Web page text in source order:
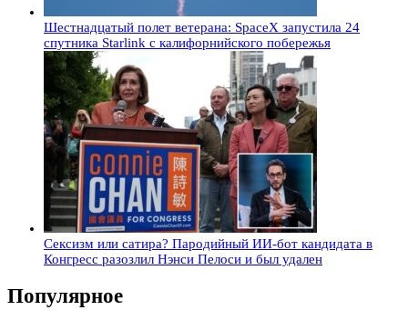
Шестнадцатый полет ветерана: SpaceX запустила 24
спутника Starlink с калифорнийского побережья
Сексизм или сатира? Пародийный ИИ-бот кандидата в
Конгресс разозлил Нэнси Пелоси и был удален
Популярное